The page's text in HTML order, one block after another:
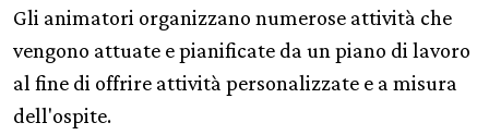
Gli animatori organizzano numerose attività che
vengono attuate e pianificate da un piano di lavoro
al fine di offrire attività personalizzate e a misura
dell'ospite.